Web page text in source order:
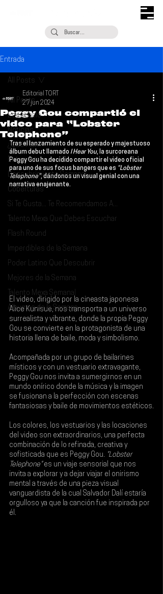
Entrada
All Posts
Escúchalo
Noticias
¿Qué Plan?
Entrevistas
Descubrimiento Semanal
Coberturas
Si Te Gusta... Te Recomendamos A...
Talento Mexa Que Debes Escuchar
Flash Round
Imperdibles de la Semana
Poder Latino Que Descubrir
Mejores de la Semana
Talento Mexa Semanal
Álbumes de la Semana
All Posts
Peggy Gou compartió el
video para “Lobster
Telephone”
Editorial TORT
27 jun 2024
Tras el lanzamiento de su esperado y majestuoso
álbum debut llamado I Hear You, la surcoreana
Peggy Gou ha decidido compartir el video oficial
para uno de sus focus bangers que es “Lobster
Telephone”, dándonos un visual genial con una
narrativa enajenante.
El video, dirigido por la cineasta japonesa
Alice Kunisue, nos transporta a un universo
surrealista y vibrante, donde la propia Peggy
Gou se convierte en la protagonista de una
historia llena de baile, moda y simbolismo.
Acompañada por un grupo de bailarines
místicos y con un vestuario extravagante,
Peggy Gou nos invita a sumergirnos en un
mundo onírico donde la música y la imagen
se fusionan a la perfección con escenas
fantasiosas y baile de movimientos estéticos.
Los colores, los vestuarios y las locaciones
del video son extraordinarios, una perfecta
combinación de lo refinada, creativa y
sofisticada que es Peggy Gou. "Lobster
Telephone" es un viaje sensorial que nos
invita a explorar y a dejar viajar el onirismo
mental a través de una pieza visual
vanguardista de la cual Salvador Dalí estaría
orgulloso ya que la canción fue inspirada por
él.